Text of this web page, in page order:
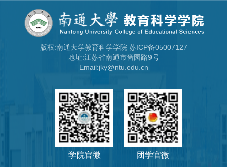
版权:南通大学教育科学学院 苏ICP备05007127
地址:江苏省南通市啬园路9号
Email:jky@ntu.edu.cn
学院官微 团学官微